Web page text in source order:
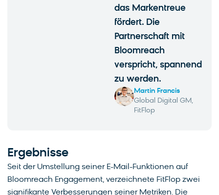
das Markentreue
fördert. Die
Partnerschaft mit
Bloomreach
verspricht, spannend
zu werden.
Martin Francis
Global Digital GM,
FitFlop
Ergebnisse
Seit der Umstellung seiner E-Mail-Funktionen auf
Bloomreach Engagement, verzeichnete FitFlop zwei
signifikante Verbesserungen seiner Metriken. Die